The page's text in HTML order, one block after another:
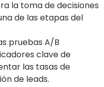
la toma de decisiones
de las etapas del
pruebas A/B
clave de
las tasas de
de leads.